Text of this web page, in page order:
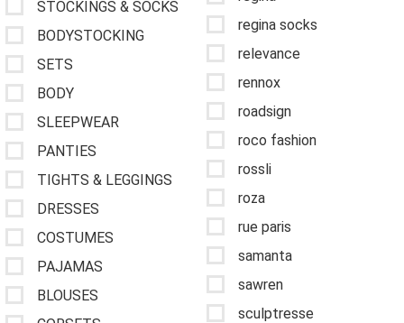
STOCKINGS & SOCKS
BODYSTOCKING
SETS
BODY
SLEEPWEAR
PANTIES
TIGHTS & LEGGINGS
DRESSES
COSTUMES
PAJAMAS
BLOUSES
regina socks
relevance
rennox
roadsign
roco fashion
rossli
roza
rue paris
samanta
sawren
sculptresse